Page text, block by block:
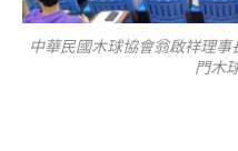
中華民國木球協會翁啟祥理
門木